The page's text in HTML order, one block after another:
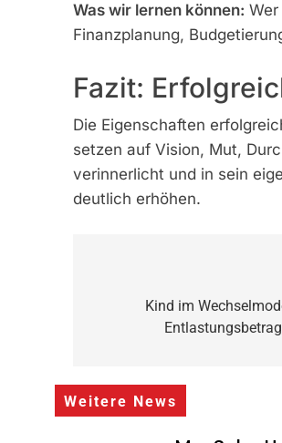
Was wir lernen können:
Finanzplanung,
Fazit:
Die Eigenschaften
setzen auf Vision, Mut,
verinnerlicht und in sein
deutlich erhöhen.
Kind im
Weitere News